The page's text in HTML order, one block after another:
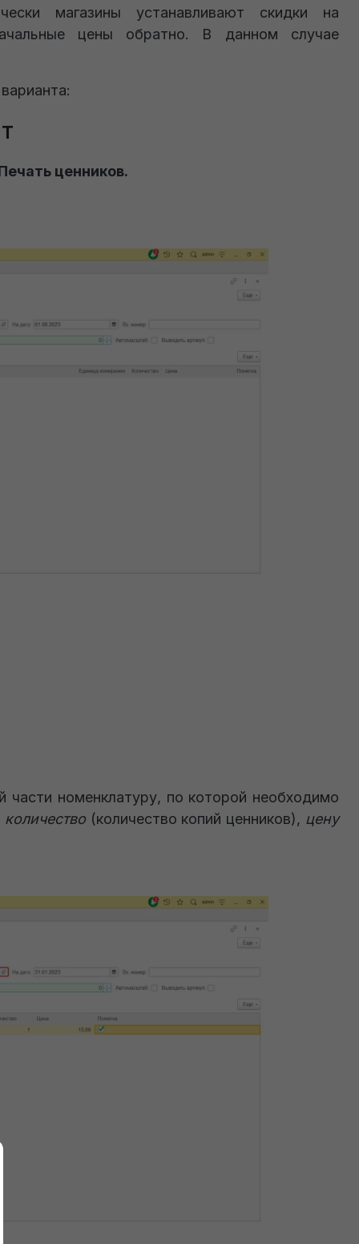
магазины устанавливают скидки на
цены обратно. В данном случае
ценников.
номенклатуру, по которой необходимо
(количество копий ценников), цену